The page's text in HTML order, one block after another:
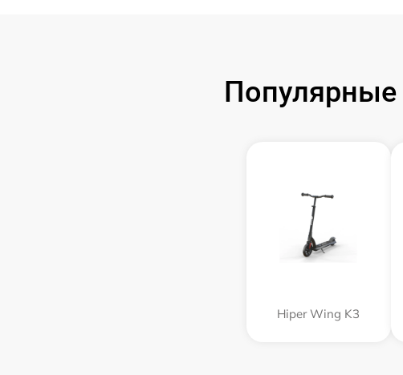
Популярные
Hiper Wing K3